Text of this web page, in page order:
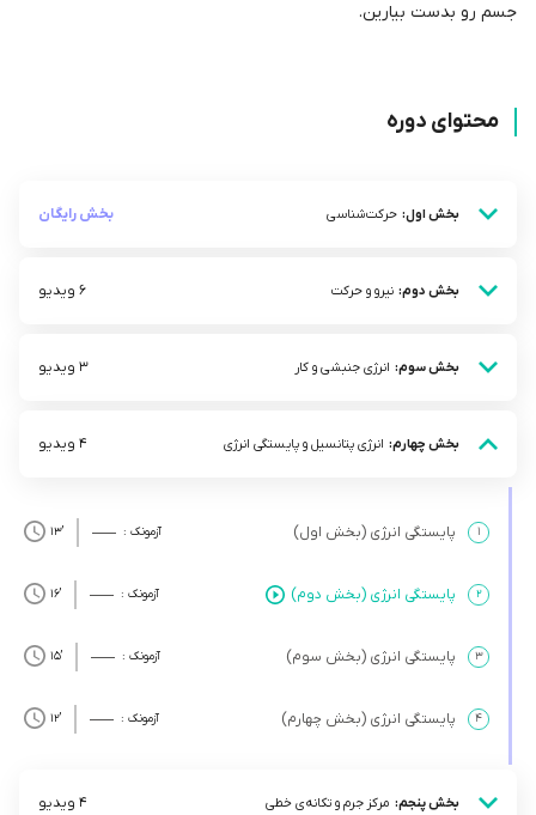
جسم رو بدست بیارین.
محتوای دوره
بخش اول: حرکت‌شناسی بخش رایگان
بخش دوم: نیرو و حرکت 6 ویدیو
بخش سوم: انرژی جنبشی و کار 3 ویدیو
بخش چهارم: انرژی پتانسیل و پایستگی انرژی 4 ویدیو
۱ پایستگی انرژی (بخش اول) آزمونک : ’13
۲ پایستگی انرژی (بخش دوم) آزمونک : ’16
۳ پایستگی انرژی (بخش سوم) آزمونک : ’15
۴ پایستگی انرژی (بخش چهارم) آزمونک : ’12
بخش پنجم: مرکز جرم و تکانه‌ی خطی 4 ویدیو